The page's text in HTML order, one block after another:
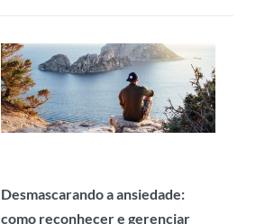
Desmascarando a ansiedade:
como reconhecer e gerenciar